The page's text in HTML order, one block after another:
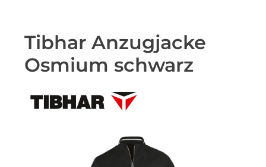
Tibhar Anzugjacke
Osmium schwarz
Bildergalerie überspringen